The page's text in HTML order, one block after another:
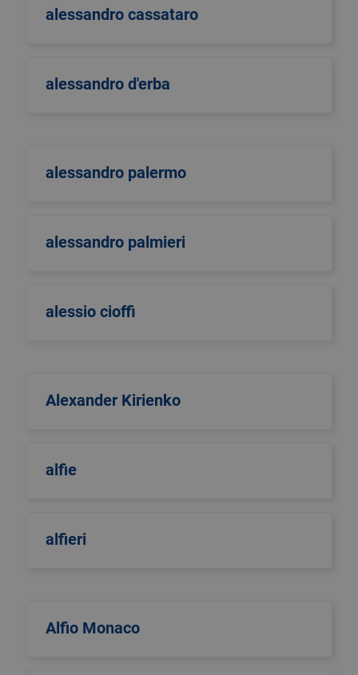
alessandro cassataro
alessandro d'erba
alessandro palermo
alessandro palmieri
alessio cioffi
Alexander Kirienko
alfie
alfieri
Alfio Monaco